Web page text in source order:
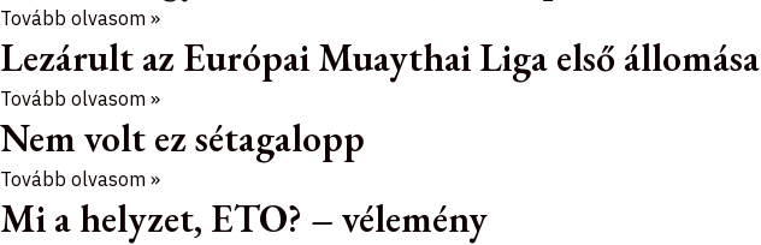
Tovább olvasom »
Lezárult az Európai Muaythai Liga első állomása
Tovább olvasom »
Nem volt ez sétagalopp
Tovább olvasom »
Mi a helyzet, ETO? – vélemény